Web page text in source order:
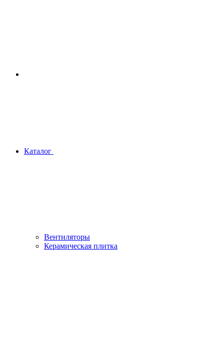
Каталог
Вентиляторы
Керамическая плитка